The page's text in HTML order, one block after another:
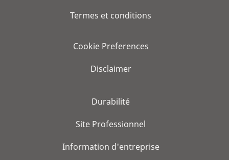
Termes et conditions
Cookie Preferences
Disclaimer
Durabilité
Site Professionnel
Information d'entreprise